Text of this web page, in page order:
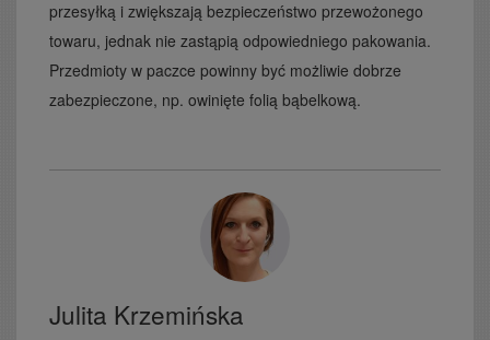
przesyłką i zwiększają bezpieczeństwo przewożonego
towaru, jednak nie zastąpią odpowiedniego pakowania.
Przedmioty w paczce powinny być możliwie dobrze
zabezpieczone, np. owinięte folią bąbelkową.
Julita Krzemińska